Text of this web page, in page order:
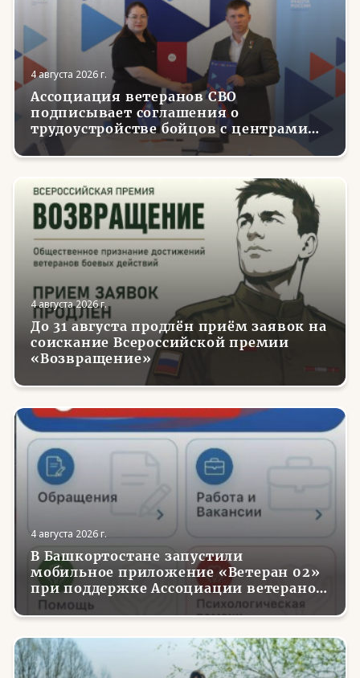
4 августа 2026 г.
Ассоциация ветеранов СВО
подписывает соглашения о
трудоустройстве бойцов с центрами
занятости в регионах России
4 августа 2026 г.
До 31 августа продлён приём заявок на
соискание Всероссийской премии
«Возвращение»
4 августа 2026 г.
В Башкортостане запустили
мобильное приложение «Ветеран 02»
при поддержке Ассоциации ветеранов
СВО